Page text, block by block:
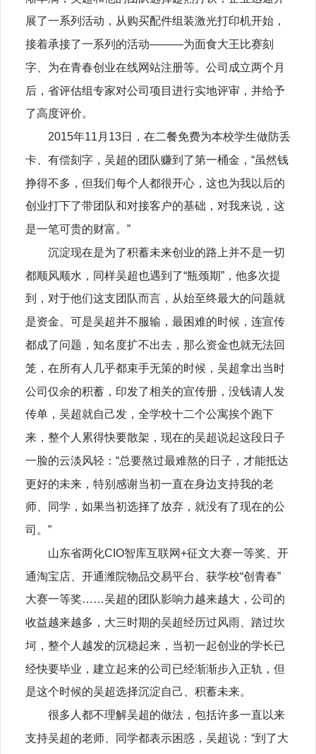
展了一系列活动，从购买配件组装激光打印机开始，
接着承接了一系列的活动———为面食大王比赛刻
字、为在青春创业在线网站注册等。公司成立两个月
后，省评估组专家对公司项目进行实地评审，并给予
了高度评价。
2015年11月13日，在二餐免费为本校学生做防丢
卡、有偿刻字，吴超的团队赚到了第一桶金，“虽然钱
挣得不多，但我们每个人都很开心，这也为我以后的
创业打下了带团队和对接客户的基础，对我来说，这
是一笔可贵的财富。”
沉淀现在是为了积蓄未来创业的路上并不是一切
都顺风顺水，同样吴超也遇到了“瓶颈期”，他多次提
到，对于他们这支团队而言，从始至终最大的问题就
是资金。可是吴超并不服输，最困难的时候，连宣传
都成了问题，知名度扩不出去，那么资金也就无法回
笼，在所有人几乎都束手无策的时候，吴超拿出当时
公司仅余的积蓄，印发了相关的宣传册，没钱请人发
传单，吴超就自己发，全学校十二个公寓挨个跑下
来，整个人累得快要散架，现在的吴超说起这段日子
一脸的云淡风轻：“总要熬过最难熬的日子，才能抵达
更好的未来，特别感谢当初一直在身边支持我的老
师、同学，如果当初选择了放弃，就没有了现在的公
司。”
山东省两化CIO智库互联网+征文大赛一等奖、开
通淘宝店、开通潍院物品交易平台、获学校“创青春”
大赛一等奖……吴超的团队影响力越来越大，公司的
收益越来越多，大三时期的吴超经历过风雨、踏过坎
坷，整个人越发的沉稳起来，当初一起创业的学长已
经快要毕业，建立起来的公司已经渐渐步入正轨，但
是这个时候的吴超选择沉淀自己、积蓄未来。
很多人都不理解吴超的做法，包括许多一直以来
支持吴超的老师、同学都表示困惑，吴超说：“到了大